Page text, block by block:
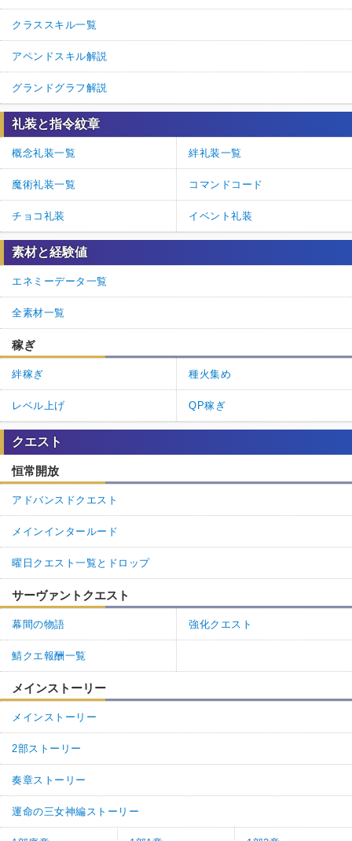
クラススキル一覧
アペンドスキル解説
グランドグラフ解説
礼装と指令紋章
概念礼装一覧 絆礼装一覧
魔術礼装一覧 コマンドコード
チョコ礼装 イベント礼装
素材と経験値
エネミーデータ一覧
全素材一覧
稼ぎ
絆稼ぎ 種火集め
レベル上げ QP稼ぎ
クエスト
恒常開放
アドバンスドクエスト
メインインタールード
曜日クエスト一覧とドロップ
サーヴァントクエスト
幕間の物語 強化クエスト
鯖クエ報酬一覧
メインストーリー
メインストーリー
2部ストーリー
奏章ストーリー
運命の三女神編ストーリー